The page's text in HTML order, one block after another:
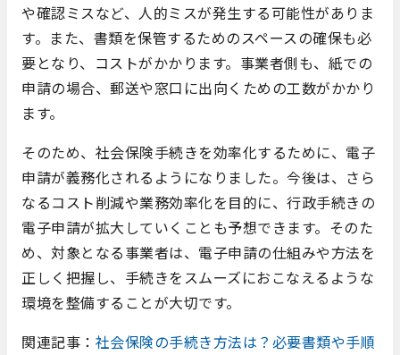
や確認ミスなど、人的ミスが発生する可能性がありま
す。また、書類を保管するためのスペースの確保も必
要となり、コストがかかります。事業者側も、紙での
申請の場合、郵送や窓口に出向くための工数がかかり
ます。
そのため、社会保険手続きを効率化するために、電子
申請が義務化されるようになりました。今後は、さら
なるコスト削減や業務効率化を目的に、行政手続きの
電子申請が拡大していくことも予想できます。そのた
め、対象となる事業者は、電子申請の仕組みや方法を
正しく把握し、手続きをスムーズにおこなえるような
環境を整備することが大切です。
関連記事： 社会保険の手続き方法は？必要書類や手順